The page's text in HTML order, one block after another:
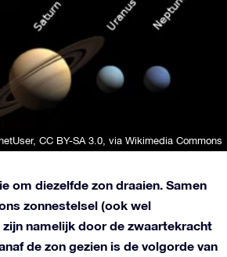
, CC BY-SA 3.0 , via Wikimedia Commons
om diezelfde zon draaien. Samen
zonnestelsel (ook wel
namelijk door de zwaartekracht
de zon gezien is de volgorde van